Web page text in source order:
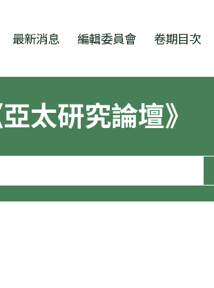
最新消息 編輯委員會 卷期目次
亞太研究論壇》